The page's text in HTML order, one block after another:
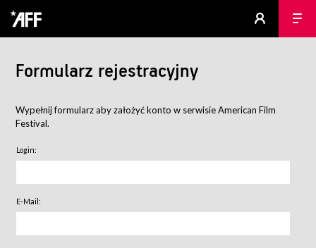
Formularz rejestracyjny
Wypełnij formularz aby założyć konto w serwisie American Film
Festival.
Login:
E-Mail: